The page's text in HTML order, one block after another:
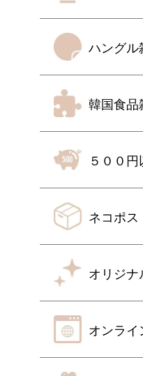
ハングル
韓国食品
５００
ネコポス
オリジナ
オンライ